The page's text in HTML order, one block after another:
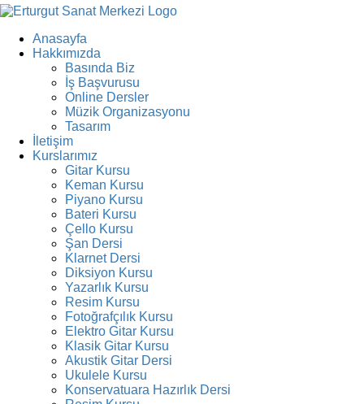
Anasayfa
Hakkımızda
Basında Biz
İş Başvurusu
Online Dersler
Müzik Organizasyonu
Tasarım
İletişim
Kurslarımız
Gitar Kursu
Keman Kursu
Piyano Kursu
Bateri Kursu
Çello Kursu
Şan Dersi
Klarnet Dersi
Diksiyon Kursu
Yazarlık Kursu
Resim Kursu
Fotoğrafçılık Kursu
Elektro Gitar Kursu
Klasik Gitar Kursu
Akustik Gitar Dersi
Ukulele Kursu
Konservatuara Hazırlık Dersi